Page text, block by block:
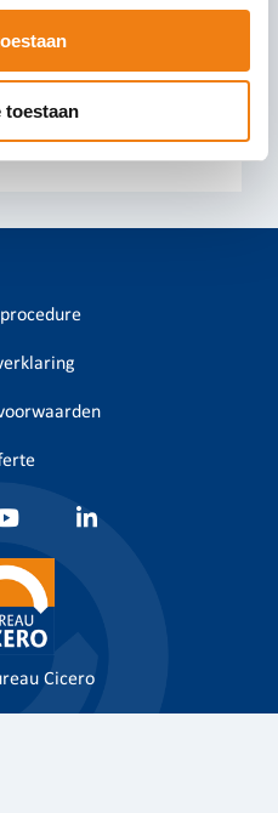
toestaan
of wet- en
de
Lees Verder
Cicero